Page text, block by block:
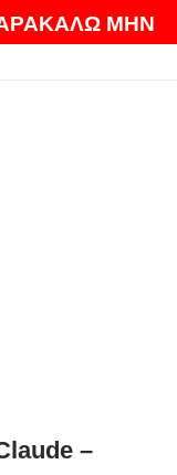
ΜΗΝ
EXPRESS
–